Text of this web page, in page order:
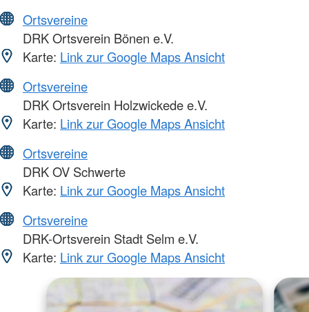
Ortsvereine
DRK Ortsverein Bönen e.V.
Karte: Link zur Google Maps Ansicht
Ortsvereine
DRK Ortsverein Holzwickede e.V.
Karte: Link zur Google Maps Ansicht
Ortsvereine
DRK OV Schwerte
Karte: Link zur Google Maps Ansicht
Ortsvereine
DRK-Ortsverein Stadt Selm e.V.
Karte: Link zur Google Maps Ansicht